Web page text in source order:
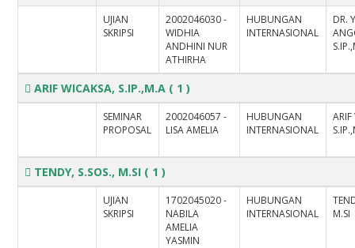
UJIAN
SKRIPSI
2002046030 -
WIDHIA
ANDHINI NUR
ATHIRHA
HUBUNGAN
INTERNASIONAL
DR.
ARIF WICAKSA, S.IP.,M.A ( 1 )
SEMINAR
PROPOSAL
2002046057 -
LISA AMELIA
HUBUNGAN
INTERNASIONAL
TENDY, S.SOS., M.SI ( 1 )
UJIAN
SKRIPSI
1702045020 -
NABILA
AMELIA
YASMIN
HUBUNGAN
INTERNASIONAL
M.SI